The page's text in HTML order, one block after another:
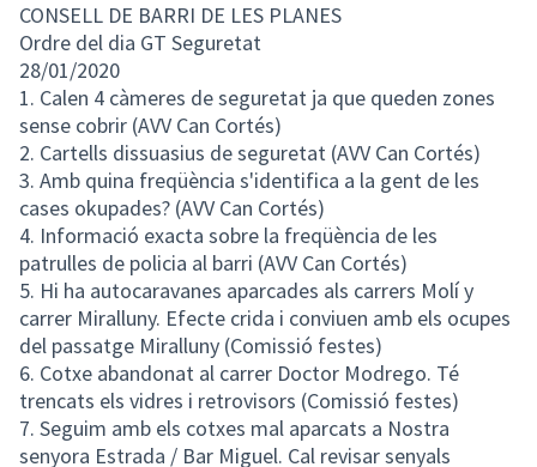
CONSELL DE BARRI DE LES PLANES
Ordre del dia GT Seguretat
28/01/2020
1. Calen 4 càmeres de seguretat ja que queden zones
sense cobrir (AVV Can Cortés)
2. Cartells dissuasius de seguretat (AVV Can Cortés)
3. Amb quina freqüència s'identifica a la gent de les
cases okupades? (AVV Can Cortés)
4. Informació exacta sobre la freqüència de les
patrulles de policia al barri (AVV Can Cortés)
5. Hi ha autocaravanes aparcades als carrers Molí y
carrer Miralluny. Efecte crida i conviuen amb els ocupes
del passatge Miralluny (Comissió festes)
6. Cotxe abandonat al carrer Doctor Modrego. Té
trencats els vidres i retrovisors (Comissió festes)
7. Seguim amb els cotxes mal aparcats a Nostra
senyora Estrada / Bar Miguel. Cal revisar senyals